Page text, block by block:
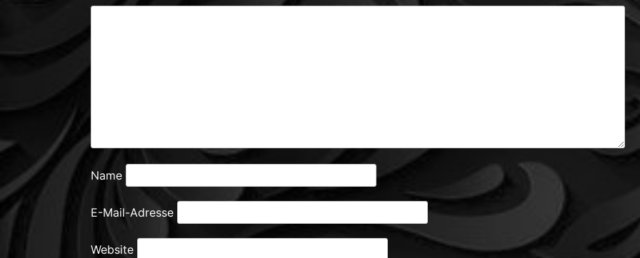
Name
E-Mail-Adresse
Website